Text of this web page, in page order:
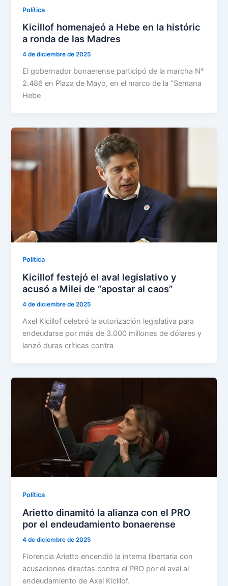
Política
Kicillof homenajeó a Hebe en la históric
a ronda de las Madres
4 de diciembre de 2025
El gobernador bonaerense participó de la marcha N°
2.486 en Plaza de Mayo, en el marco de la “Semana
Hebe
Política
Kicillof festejó el aval legislativo y
acusó a Milei de “apostar al caos”
4 de diciembre de 2025
Axel Kicillof celebró la autorización legislativa para
endeudarse por más de 3.000 millones de dólares y
lanzó duras críticas contra
Política
Arietto dinamitó la alianza con el PRO
por el endeudamiento bonaerense
4 de diciembre de 2025
Florencia Arietto encendió la interna libertaria con
acusaciones directas contra el PRO por el aval al
endeudamiento de Axel Kicillof.